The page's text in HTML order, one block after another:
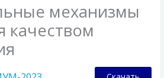
механизмы
качеством